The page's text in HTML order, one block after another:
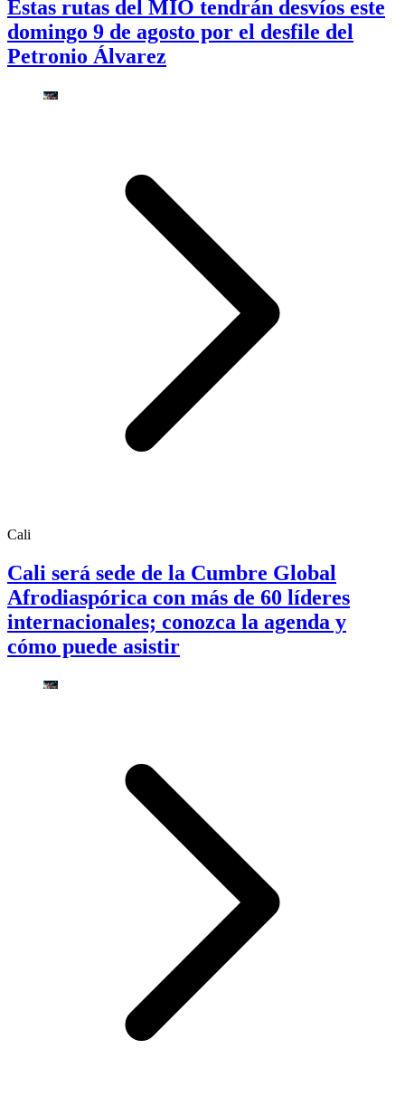
Estas rutas del MIO tendrán desvíos este
domingo 9 de agosto por el desfile del
Petronio Álvarez
Cali
Cali será sede de la Cumbre Global
Afrodiaspórica con más de 60 líderes
internacionales; conozca la agenda y
cómo puede asistir